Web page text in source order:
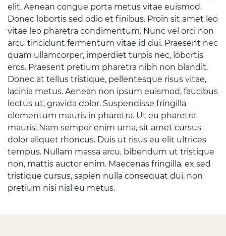
elit. Aenean congue porta metus vitae euismod.
Donec lobortis sed odio et finibus. Proin sit amet leo
vitae leo pharetra condimentum. Nunc vel orci non
arcu tincidunt fermentum vitae id dui. Praesent nec
quam ullamcorper, imperdiet turpis nec, lobortis
eros. Praesent pretium pharetra nibh non blandit.
Donec at tellus tristique, pellentesque risus vitae,
lacinia metus. Aenean non ipsum euismod, faucibus
lectus ut, gravida dolor. Suspendisse fringilla
elementum mauris in pharetra. Ut eu pharetra
mauris. Nam semper enim urna, sit amet cursus
dolor aliquet rhoncus. Duis ut risus eu elit ultrices
tempus. Nullam massa arcu, bibendum ut tristique
non, mattis auctor enim. Maecenas fringilla, ex sed
tristique cursus, sapien nulla consequat dui, non
pretium nisi nisl eu metus.